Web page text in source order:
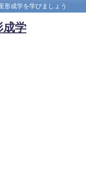
形成学を学びましょう
成学